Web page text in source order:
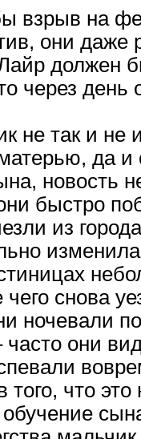
взрыв на
они даже
должен
через
не так и
матерью, да
новость
быстро
из
снова
ночевали
они
того, что